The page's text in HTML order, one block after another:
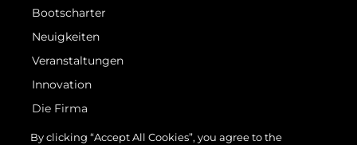
Bootscharter
Neuigkeiten
Veranstaltungen
Innovation
Die Firma
Das Team
By clicking “Accept All Cookies”, you agree to the